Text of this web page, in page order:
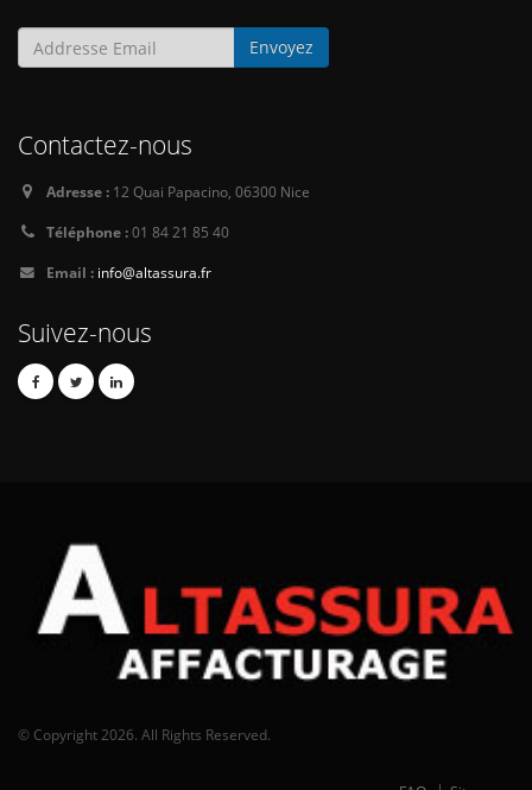
Contactez-nous
Adresse : 12 Quai Papacino, 06300 Nice
Téléphone :01 84 21 85 40
Email : info@altassura.fr
Suivez-nous
© Copyright 2026. All Rights Reserved.